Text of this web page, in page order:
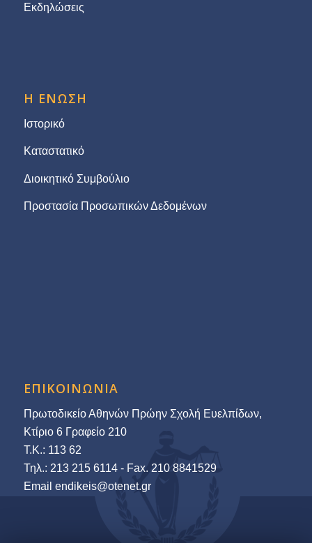
Εκδηλώσεις
Η ΕΝΩΣΗ
Ιστορικό
Καταστατικό
Διοικητικό Συμβούλιο
Προστασία Προσωπικών Δεδομένων
ΕΠΙΚΟΙΝΩΝΙΑ
Πρωτοδικείο Αθηνών Πρώην Σχολή Ευελπίδων,
Κτίριο 6 Γραφείο 210
Τ.Κ.: 113 62
Τηλ.: 213 215 6114 - Fax. 210 8841529
Εmail endikeis@otenet.gr